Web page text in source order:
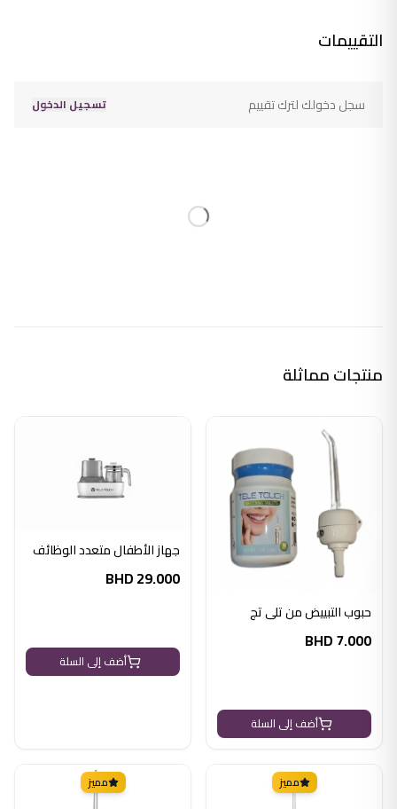
التقييمات
سجل دخولك لترك تقييم تسجيل الدخول
منتجات مماثلة
حبوب التبييض من تلي تج
BHD7.000
أضف إلى السلة
جهاز الأطفال متعدد الوظائف
BHD29.000
أضف إلى السلة
مميز مميز